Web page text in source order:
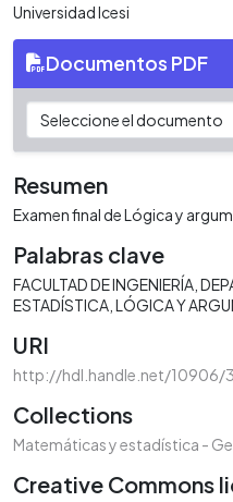
Universidad Icesi
Documentos PDF
Resumen
Examen final de Lógica y
Palabras clave
FACULTAD DE INGENIERÍA
ESTADÍSTICA LÓGICA Y
URI
http://hdl.handle.net/10906/
Collections
Matemáticas y estadística -
Creative Commons